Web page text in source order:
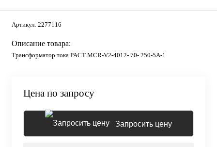
Артикул: 2277116
Описание товара:
Трансформатор тока PACT MCR-V2-4012- 70- 250-5A-1
Цена по запросу
Запросить цену